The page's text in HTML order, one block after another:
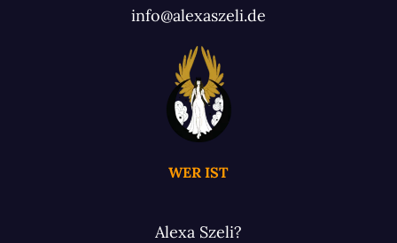
info@alexaszeli.de
WER IST
Alexa Szeli?